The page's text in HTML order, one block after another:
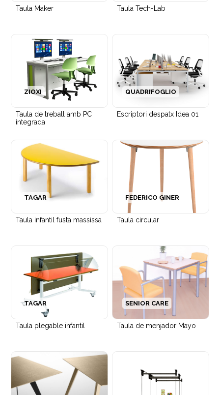
Taula Maker Taula Tech-Lab
Taula de treball amb PC
integrada
ZIOXI
Escriptori despatx Idea 01
QUADRIFOGLIO
Taula infantil fusta massissa
TAGAR
Taula circular
FEDERICO GINER
Taula plegable infantil
TAGAR
Taula de menjador Mayo
SENIOR CARE